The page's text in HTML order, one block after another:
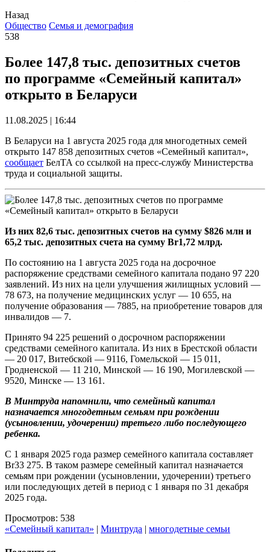
Назад
Общество Семья и демография
538
Более 147,8 тыс. депозитных счетов
по программе «Семейный капитал»
открыто в Беларуси
11.08.2025 | 16:44
В Беларуси на 1 августа 2025 года для многодетных семей
открыто 147 858 депозитных счетов «Семейный капитал»,
сообщает БелТА со ссылкой на пресс-службу Министерства
труда и социальной защиты.
Из них 82,6 тыс. депозитных счетов на сумму $826 млн и
65,2 тыс. депозитных счета на сумму Br1,72 млрд.
По состоянию на 1 августа 2025 года на досрочное
распоряжение средствами семейного капитала подано 97 220
заявлений. Из них на цели улучшения жилищных условий —
78 673, на получение медицинских услуг — 10 655, на
получение образования — 7885, на приобретение товаров для
инвалидов — 7.
Принято 94 225 решений о досрочном распоряжении
средствами семейного капитала. Из них в Брестской области
— 20 017, Витебской — 9116, Гомельской — 15 011,
Гродненской — 11 210, Минской — 16 190, Могилевской —
9520, Минске — 13 161.
В Минтруда напомнили, что семейный капитал
назначается многодетным семьям при рождении
(усыновлении, удочерении) третьего либо последующего
ребенка.
С 1 января 2025 года размер семейного капитала составляет
Br33 275. В таком размере семейный капитал назначается
семьям при рождении (усыновлении, удочерении) третьего
или последующих детей в период с 1 января по 31 декабря
2025 года.
Просмотров: 538
«Семейный капитал» | Минтруда | многодетные семьи